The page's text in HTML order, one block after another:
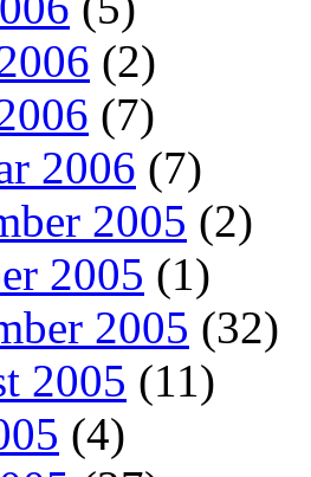
(2)
(7)
2006 (7)
2005 (2)
2005 (1)
2005 (32)
2005 (11)
(4)